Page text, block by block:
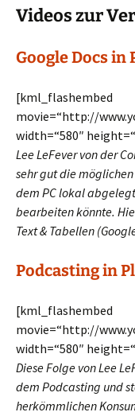
Videos zur
Google Docs in
[kml_flashembed
movie=“http://
width=“580″
Lee LeFever von der
sehr gut die
dem PC lokal
bearbeiten könnte.
Text & Tabellen
Podcasting in
[kml_flashembed
movie=“http://
width=“580″
Diese Folge von Lee
dem Podcasting und
herkömmlichen